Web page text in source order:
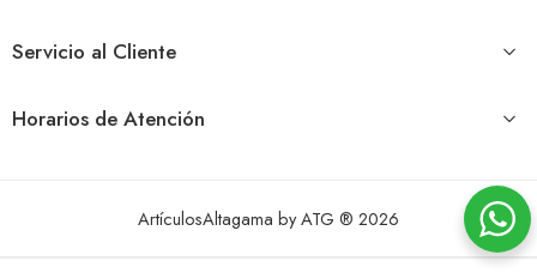
Servicio al Cliente
Horarios de Atención
ArtículosAltagama by ATG ® 2026